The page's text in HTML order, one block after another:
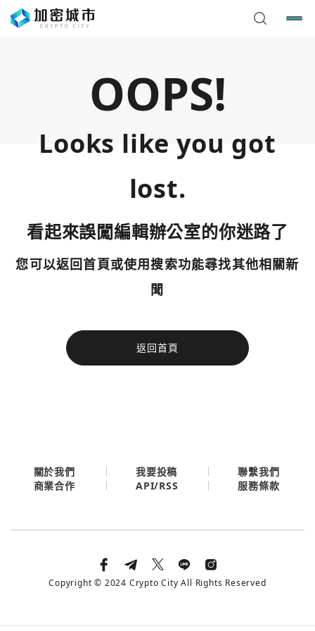
OOPS!
Looks like you got
lost.
看起來誤闖編輯辦公室的你迷路了
您可以返回首頁或使用搜索功能尋找其他相關新
聞
返回首頁
今日熱門
使用以下帳號繼續
您已閒置5分鐘，請點擊關閉按鈕或空白處，即可回到加密
今日熱門
關於我們 我要投稿
聯繫我們
商業合作
API/RSS 服務條款
Copyright © 2024 Crypto City All Rights Reserved